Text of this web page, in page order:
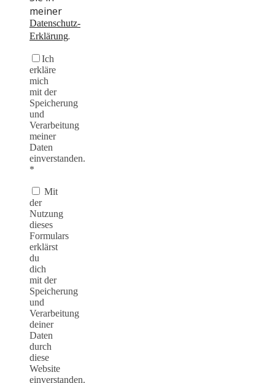
meiner
Datenschutz-
Erklärung.
Ich
erkläre
mich
mit der
Speicherung
und
Verarbeitung
meiner
Daten
einverstanden.
*
Mit
der
Nutzung
dieses
Formulars
erklärst
du
dich
mit der
Speicherung
und
Verarbeitung
deiner
Daten
durch
diese
Website
einverstanden.